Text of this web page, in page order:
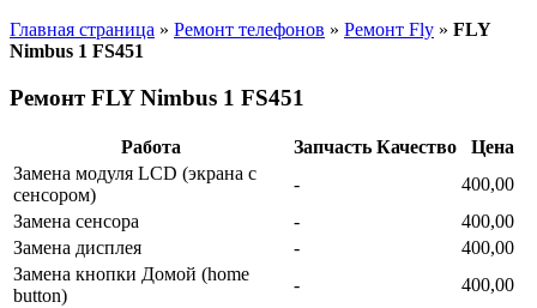
Главная страница » Ремонт телефонов » Ремонт Fly » FLY
Nimbus 1 FS451
Ремонт FLY Nimbus 1 FS451
Работа Запчасть Качество
Цена
Замена модуля LCD (экрана с
сенсором)
-
400,00
Замена сенсора
-
400,00
Замена дисплея
-
400,00
Замена кнопки Домой (home
button)
-
400,00